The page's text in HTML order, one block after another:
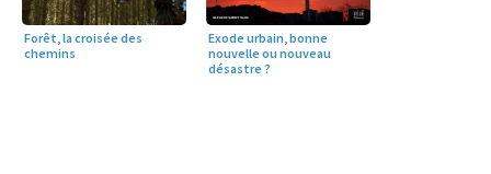
Forêt, la croisée des
chemins
Exode urbain, bonne
nouvelle ou nouveau
désastre ?